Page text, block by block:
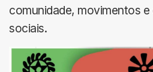
comunidade, movimentos
sociais.